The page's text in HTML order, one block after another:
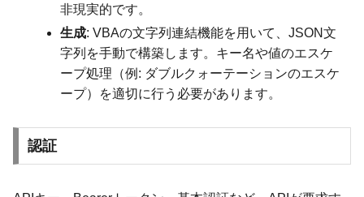
非現実的です。
生成: VBAの文字列連結機能を用いて、JSON文
字列を手動で構築します。キー名や値のエスケ
ープ処理（例: ダブルクォーテーションのエスケ
ープ）を適切に行う必要があります。
認証